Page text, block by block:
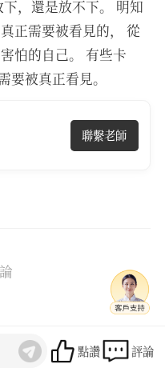
，還是放不下。 明知
正需要被看見的， 從
怕的自己。 有些卡
被真正看見。
聯繫老師
點讚 評論